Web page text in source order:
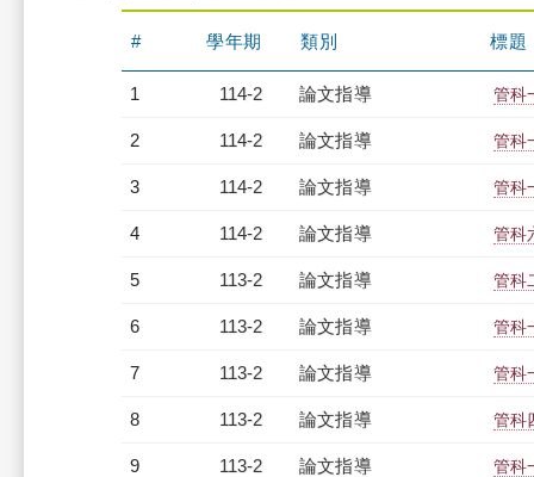
# 學年期 類別 標題
1 114-2 論文指導 管科
2 114-2 論文指導 管科
3 114-2 論文指導 管科
4 114-2 論文指導 管科
5 113-2 論文指導 管科
6 113-2 論文指導 管科
7 113-2 論文指導 管科
8 113-2 論文指導 管科
9 113-2 論文指導 管科